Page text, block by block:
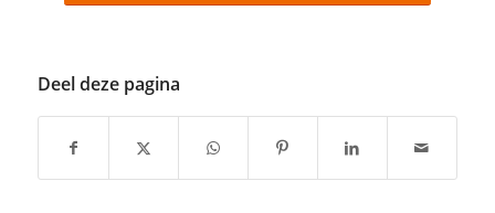
Deel deze pagina